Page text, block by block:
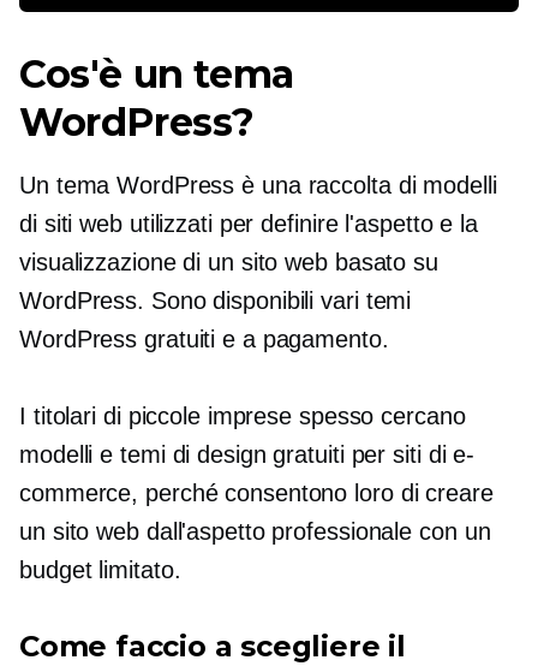
Cos'è un tema
WordPress?
Un tema WordPress è una raccolta di modelli
di siti web utilizzati per definire l'aspetto e la
visualizzazione di un sito web basato su
WordPress. Sono disponibili vari temi
WordPress gratuiti e a pagamento.
I titolari di piccole imprese spesso cercano
modelli e temi di design gratuiti per siti di e-
commerce, perché consentono loro di creare
un sito web dall'aspetto professionale con un
budget limitato.
Come faccio a scegliere il